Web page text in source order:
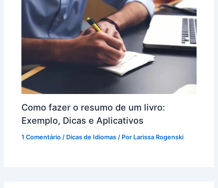
Como fazer o resumo de um livro:
Exemplo, Dicas e Aplicativos
1 Comentário / Dicas de Idiomas / Por Larissa Rogenski